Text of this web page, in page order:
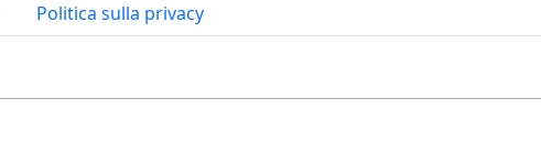
Politica sulla privacy